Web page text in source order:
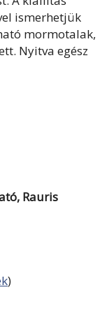
ismerhetjük
mormotalak,
Nyitva egész
Rauris
)